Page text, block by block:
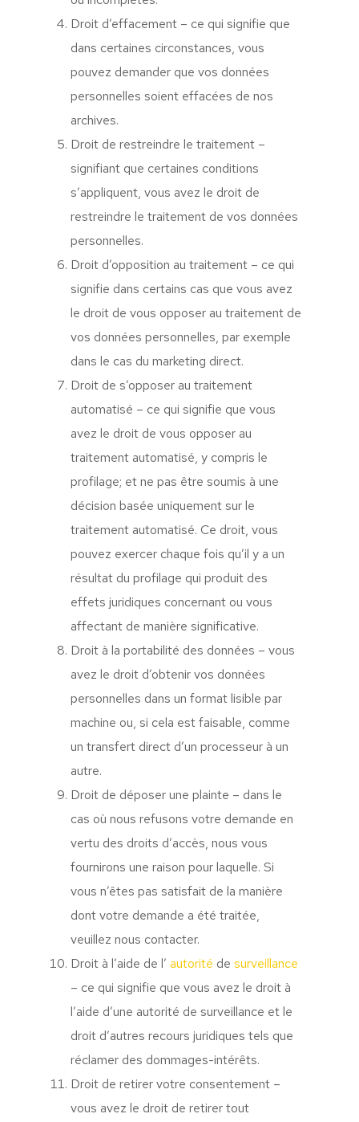
Droit d’effacement – ce qui signifie que
dans certaines circonstances, vous
pouvez demander que vos données
personnelles soient effacées de nos
archives.
Droit de restreindre le traitement –
signifiant que certaines conditions
s’appliquent, vous avez le droit de
restreindre le traitement de vos données
personnelles.
Droit d’opposition au traitement – ce qui
signifie dans certains cas que vous avez
le droit de vous opposer au traitement de
vos données personnelles, par exemple
dans le cas du marketing direct.
Droit de s’opposer au traitement
automatisé – ce qui signifie que vous
avez le droit de vous opposer au
traitement automatisé, y compris le
profilage; et ne pas être soumis à une
décision basée uniquement sur le
traitement automatisé. Ce droit, vous
pouvez exercer chaque fois qu’il y a un
résultat du profilage qui produit des
effets juridiques concernant ou vous
affectant de manière significative.
Droit à la portabilité des données – vous
avez le droit d’obtenir vos données
personnelles dans un format lisible par
machine ou, si cela est faisable, comme
un transfert direct d’un processeur à un
autre.
Droit de déposer une plainte – dans le
cas où nous refusons votre demande en
vertu des droits d’accès, nous vous
fournirons une raison pour laquelle. Si
vous n’êtes pas satisfait de la manière
dont votre demande a été traitée,
veuillez nous contacter.
Droit à l’aide de l’ autorité de surveillance
– ce qui signifie que vous avez le droit à
l’aide d’une autorité de surveillance et le
droit d’autres recours juridiques tels que
réclamer des dommages-intérêts.
Droit de retirer votre consentement –
vous avez le droit de retirer tout